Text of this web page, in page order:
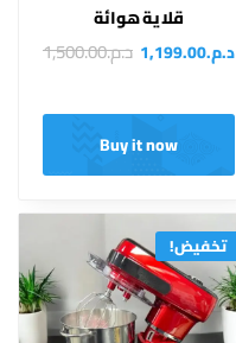
قلاية هوائة
د.م.1,199.00 د.م.1,500.00
Buy it now
تخفيض!